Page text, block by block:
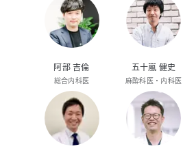
阿部 吉倫
総合内科医
五十嵐 健史
麻酔科医・内科医